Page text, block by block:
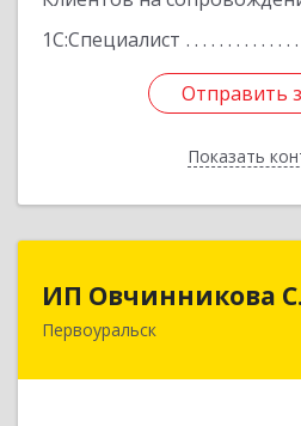
1С:Специалист
Отправить
Показать
Отправить
Назад
ИП Овчинникова
Первоуральск
623119, Свердловская